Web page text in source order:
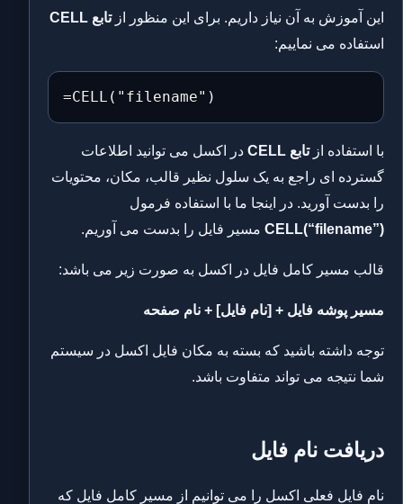
این آموزش به آن نیاز داریم. برای این منظور ازتابع CELL
استفاده می نماییم:
=CELL("filename")
با استفاده ازتابع CELL
در اکسل می توانید اطلاعات
گسترده ای راجع به یک سلول نظیر قالب، مکان، محتویات
را بدست آورید. در اینجا ما با استفاده فرمول
CELL(“filename”) مسیر فایل را بدست می آوریم.
قالب مسیر کامل فایل در اکسل به صورت زیر می باشد:
مسیر پوشه فایل + [نام فایل] + نام صفحه
توجه داشته باشید که بسته به مکان فایل اکسل در سیستم
شما نتیجه می تواند متفاوت باشد.
دریافت نام فایل
نام فایل فعلی اکسل را می توانیم از مسیر کامل فایل که